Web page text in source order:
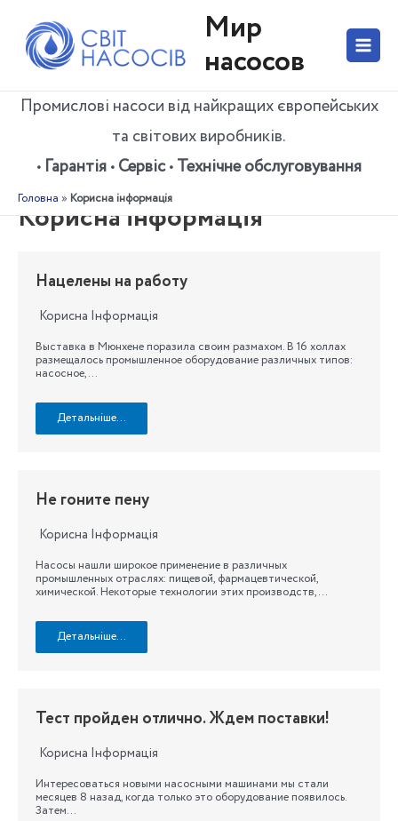
вмісту
Мир
насосов
Main
Промислові насоси від найкращих європейських
та світових виробників.
• Гарантія • Сервіс • Технічне обслуговування
Головна » Корисна інформація
Корисна інформація
Нацелены на работу
Корисна Інформація
Выставка в Мюнхене поразила своим размахом. В 16 холлах
размещалось промышленное оборудование различных типов:
насосное,…
Детальніше…
Не гоните пену
Корисна Інформація
Насосы нашли широкое применение в различных
промышленных отраслях: пищевой, фармацевтической,
химической. Некоторые технологии этих производств,…
Детальніше…
Тест пройден отлично. Ждем поставки!
Корисна Інформація
Интересоваться новыми насосными машинами мы стали
месяцев 8 назад, когда только это оборудование появилось.
Затем…